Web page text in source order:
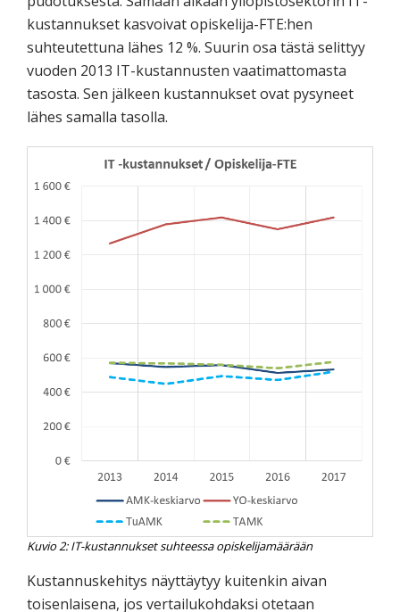
kustannukset kasvoivat opiskelija-FTE:hen
suhteutettuna lähes 12 %. Suurin osa tästä selittyy
vuoden 2013 IT-kustannusten vaatimattomasta
tasosta. Sen jälkeen kustannukset ovat pysyneet
lähes samalla tasolla.
Kuvio 2: IT-kustannukset suhteessa opiskelijamäärään
Kustannuskehitys näyttäytyy kuitenkin aivan
toisenlaisena, jos vertailukohdaksi otetaan